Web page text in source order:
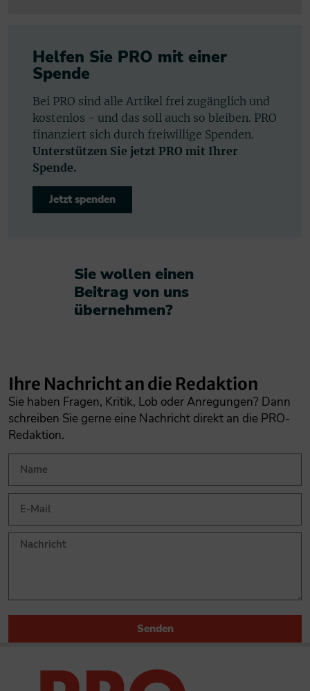
Helfen Sie PRO mit einer
Spende
Bei PRO sind alle Artikel frei zugänglich und
kostenlos - und das soll auch so bleiben. PRO
finanziert sich durch freiwillige Spenden.
Unterstützen Sie jetzt PRO mit Ihrer
Spende.
Jetzt spenden
Sie wollen einen
Beitrag von uns
übernehmen?​
Ihre Nachricht an die Redaktion
Sie haben Fragen, Kritik, Lob oder Anregungen? Dann
schreiben Sie gerne eine Nachricht direkt an die PRO-
Redaktion.
Senden